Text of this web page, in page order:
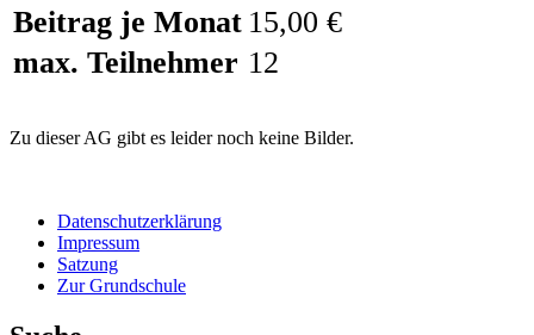
Beitrag je Monat 15,00 €
max. Teilnehmer 12
Zu dieser AG gibt es leider noch keine Bilder.
Datenschutzerklärung
Impressum
Satzung
Zur Grundschule